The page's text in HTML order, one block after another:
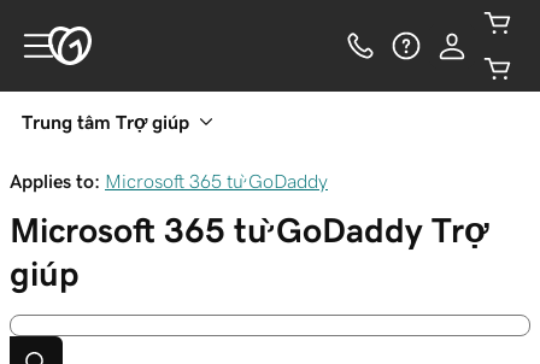
Trung tâm Trợ giúp
Applies to: Microsoft 365 từ GoDaddy
Microsoft 365 từ GoDaddy Trợ
giúp